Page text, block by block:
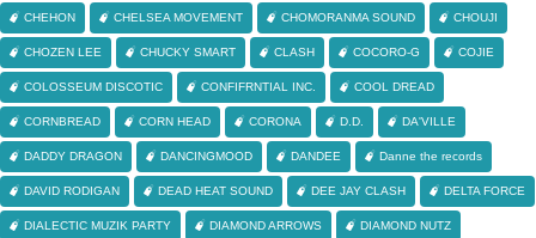
CHEHON CHELSEA MOVEMENT CHOMORANMA SOUND CHOUJI
CHOZEN LEE CHUCKY SMART CLASH COCORO-G COJIE
COLOSSEUM DISCOTIC CONFIFRNTIAL INC. COOL DREAD
CORNBREAD CORN HEAD CORONA D.D. DA'VILLE
DADDY DRAGON DANCINGMOOD DANDEE Danne the records
DAVID RODIGAN DEAD HEAT SOUND DEE JAY CLASH DELTA FORCE
DIALECTIC MUZIK PARTY DIAMOND ARROWS DIAMOND NUTZ